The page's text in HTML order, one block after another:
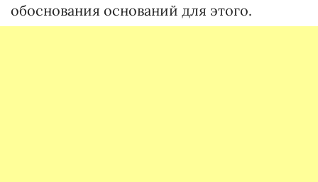
обоснования оснований для этого.